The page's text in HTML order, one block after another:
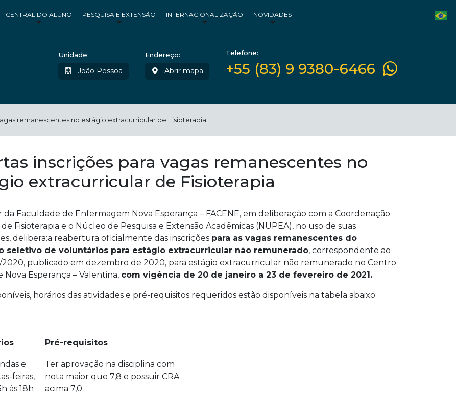
CENTRAL DO ALUNO PESQUISA E EXTENSÃO INTERNACIONALIZAÇÃO NOVIDADES
Unidade:
João Pessoa
Endereço:
Abrir mapa
Telefone:
+55 (83) 9 9380-6466
remanescentes no estágio extracurricular de Fisioterapia
inscrições para vagas remanescentes no
extracurricular de Fisioterapia
da Faculdade de Enfermagem Nova Esperança – FACENE, em deliberação com a Coordenação
Fisioterapia e o Núcleo de Pesquisa e Extensão Acadêmicas (NUPEA), no uso de suas
delibera:a reabertura oficialmente das inscrições para as vagas remanescentes do
seletivo de voluntários para estágio extracurricular não remunerado, correspondente ao
publicado em dezembro de 2020, para estágio extracurricular não remunerado no Centro
Nova Esperança – Valentina, com vigência de 20 de janeiro a 23 de fevereiro de 2021.
horários das atividades e pré-requisitos requeridos estão disponíveis na tabela abaixo:
Pré-requisitos
e
feiras,
às 18h
Ter aprovação na disciplina com
nota maior que 7,8 e possuir CRA
acima 7,0.